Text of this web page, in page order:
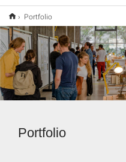
Portfolio
Portfolio